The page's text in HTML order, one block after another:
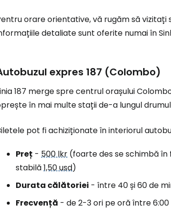
orare orientative, vă rugăm să vizitați
detaliate sunt oferite numai în
expres 187 (Colombo)
187 merge spre centrul orașului
în mai multe stații de-a lungul
pot fi achiziționate în interiorul
Preț - 500 lkr (foarte des se schimbă
stabilă1,50 usd)
Durata călătoriei - între 40 și 60 de
Frecvență - de 2-3 ori pe oră între 6:00
... comunitatea